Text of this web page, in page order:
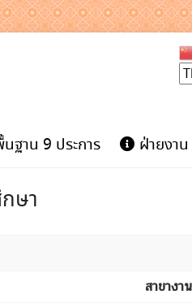
ฐาน 9 ประการ ฝ่ายงาน
ษา